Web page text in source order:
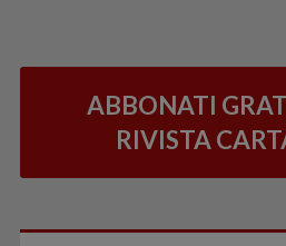
ABBONATI
RIVISTA